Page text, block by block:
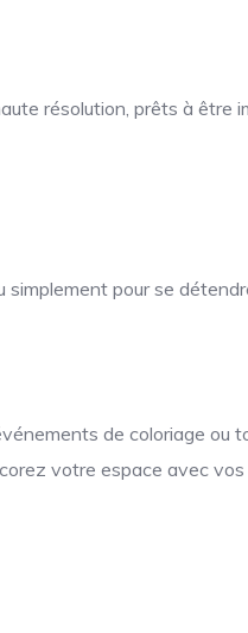
résolution, prêts à être
pour se
de coloriage ou
votre espace avec vos